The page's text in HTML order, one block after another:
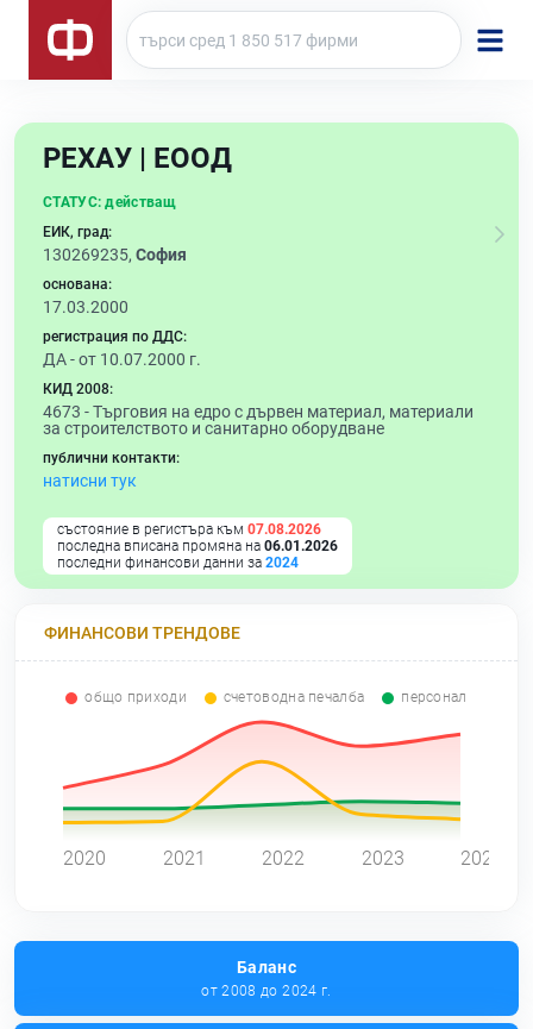
РЕХАУ | ЕООД
СТАТУС: действащ
ЕИК, град:
130269235, София
основана:
17.03.2000
регистрация по ДДС:
ДА - от 10.07.2000 г.
КИД 2008:
4673 -Търговия на едро с дървен материал, материали
за строителството и санитарно оборудване
публични контакти:
натисни тук
състояние в регистъра към 07.08.2026
последна вписана промяна на 06.01.2026
последни финансови данни за 2024
ФИНАНСОВИ ТРЕНДОВЕ
общо приходи счетоводна печалба персонал
2020 2021 2022 2023 2024
Баланс
от 2008 до 2024 г.